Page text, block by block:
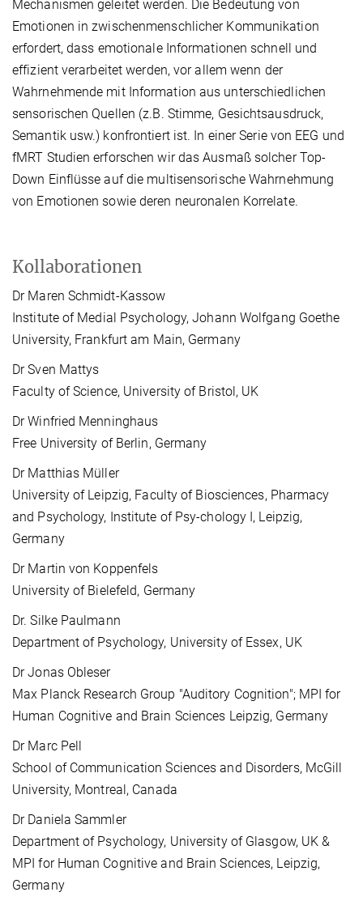
Mechanismen geleitet werden. Die Bedeutung von
Emotionen in zwischenmenschlicher Kommunikation
erfordert, dass emotionale Informationen schnell und
effizient verarbeitet werden, vor allem wenn der
Wahrnehmende mit Information aus unterschiedlichen
sensorischen Quellen (z.B. Stimme, Gesichtsausdruck,
Semantik usw.) konfrontiert ist. In einer Serie von EEG und
fMRT Studien erforschen wir das Ausmaß solcher Top-
Down Einflüsse auf die multisensorische Wahrnehmung
von Emotionen sowie deren neuronalen Korrelate.
Kollaborationen
Dr Maren Schmidt-Kassow
Institute of Medial Psychology, Johann Wolfgang Goethe
University, Frankfurt am Main, Germany
Dr Sven Mattys
Faculty of Science, University of Bristol, UK
Dr Winfried Menninghaus
Free University of Berlin, Germany
Dr Matthias Müller
University of Leipzig, Faculty of Biosciences, Pharmacy
and Psychology, Institute of Psy-chology I, Leipzig,
Germany
Dr Martin von Koppenfels
University of Bielefeld, Germany
Dr. Silke Paulmann
Department of Psychology, University of Essex, UK
Dr Jonas Obleser
Max Planck Research Group "Auditory Cognition"; MPI for
Human Cognitive and Brain Sciences Leipzig, Germany
Dr Marc Pell
School of Communication Sciences and Disorders, McGill
University, Montreal, Canada
Dr Daniela Sammler
Department of Psychology, University of Glasgow, UK &
MPI for Human Cognitive and Brain Sciences, Leipzig,
Germany